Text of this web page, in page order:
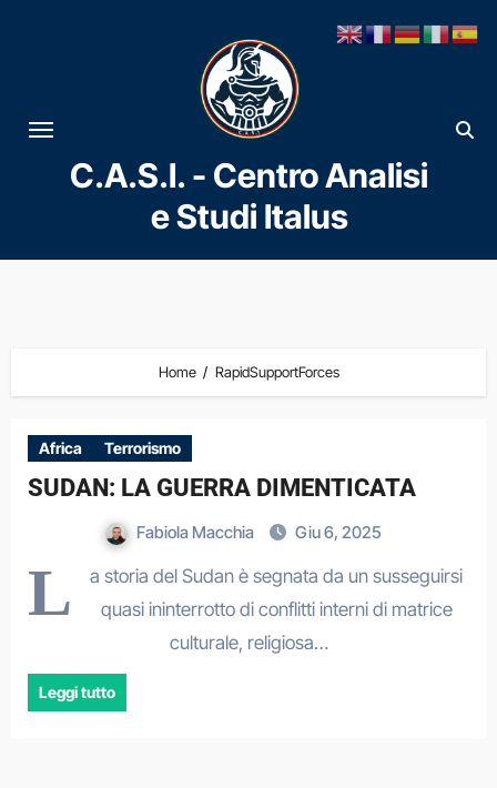
al
contenuto
C.A.S.I. - Centro Analisi
e Studi Italus
Home RapidSupportForces
Africa Terrorismo
SUDAN: LA GUERRA DIMENTICATA
Fabiola Macchia Giu 6, 2025
L
a storia del Sudan è segnata da un susseguirsi
quasi ininterrotto di conflitti interni di matrice
culturale, religiosa…
Leggi tutto